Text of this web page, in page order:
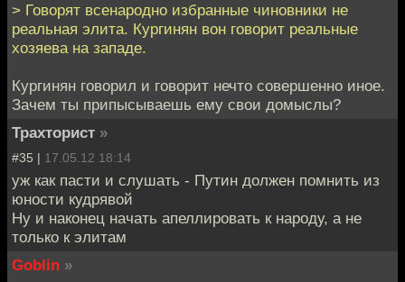
> Говорят всенародно избранные чиновники не
реальная элита. Кургинян вон говорит реальные
хозяева на западе.
Кургинян говорил и говорит нечто совершенно иное.
Зачем ты припысываешь ему свои домыслы?
Трахторист »
#35 | 17.05.12 18:14
уж как пасти и слушать - Путин должен помнить из
юности кудрявой
Ну и наконец начать апеллировать к народу, а не
только к элитам
Goblin »